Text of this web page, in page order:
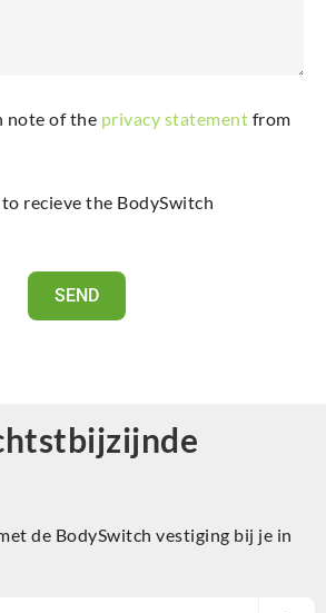
note of the privacy statement from
recieve the BodySwitch
SEND
de BodySwitch vestiging bij je in